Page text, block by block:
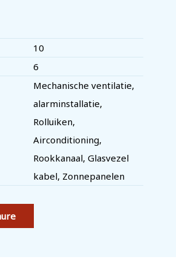
de voorzijde leidt naar een gang
binnenhal met een
trappartij. Vanuit hier ontvouwt zich
opzet en biedt meerdere
gashaard als sfeervol middelpunt.
en de breedte van de
bijzonder prettige lichtinval en een
de woonkamer bereik je middels
de verschillende leefruimtes.
10
6
Mechanische ventilatie,
alarminstallatie,
Rolluiken,
Airconditioning,
Rookkanaal, Glasvezel
kabel, Zonnepanelen